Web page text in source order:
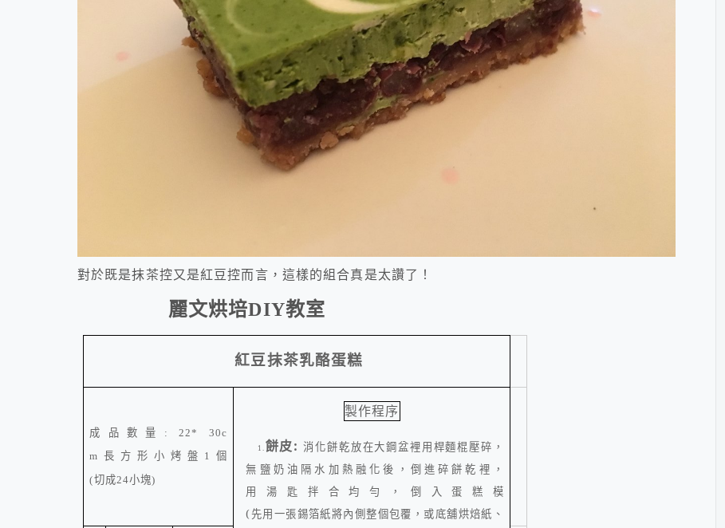
對於既是抹茶控又是紅豆控而言，這樣的組合真是太讚了！
麗文烘培DIY教室
紅豆抹茶乳酪蛋糕
成品數量 : 22* 30c
m 長方形小烤盤 1 個
(切成24小塊)
製作程序
1. 餅皮: 消化餅乾放在大鋼盆裡用桿麵棍壓碎，
無鹽奶油隔水加熱融化後，倒進碎餅乾裡，
用湯匙拌合均勻，倒入蛋糕模
(先用一張錫箔紙將內側整個包覆，或底舖烘焙紙、